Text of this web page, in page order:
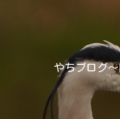
やちブログ